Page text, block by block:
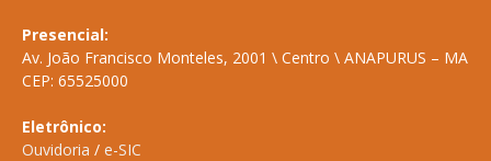
Presencial:
Av. João Francisco Monteles, 2001 \ Centro \ ANAPURUS – MA
CEP: 65525000
Eletrônico:
Ouvidoria / e-SIC